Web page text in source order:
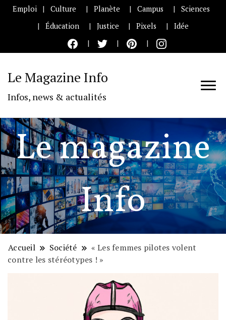
Emploi Culture Planète Campus
Sciences
Éducation
Justice Pixels Idée
Le Magazine Info
Infos, news & actualités
Le magazine
Info
Accueil Société
« Les femmes pilotes volent
contre les stéréotypes ! »